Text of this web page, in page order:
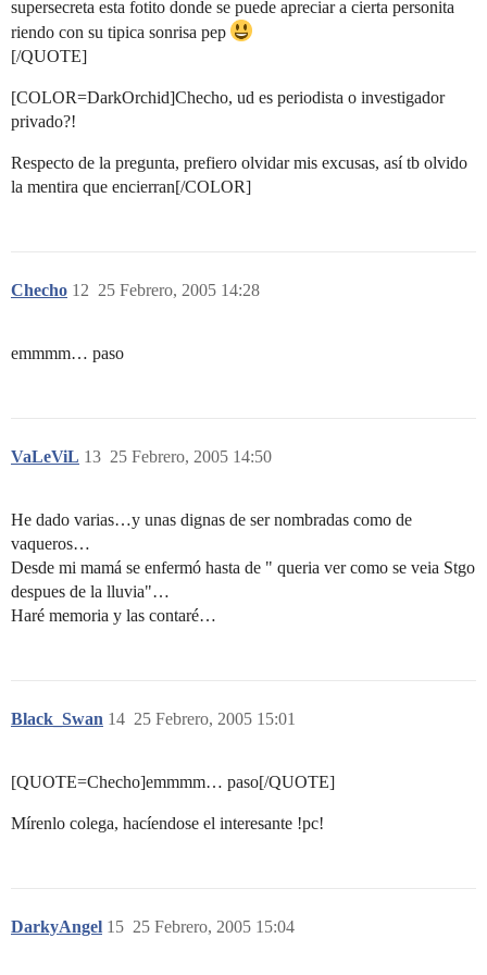
supersecreta esta fotito donde se puede apreciar a cierta personita
riendo con su tipica sonrisa pep
[/QUOTE]
[COLOR=DarkOrchid]Checho, ud es periodista o investigador
privado?!
Respecto de la pregunta, prefiero olvidar mis excusas, así tb olvido
la mentira que encierran[/COLOR]
Checho 25 Febrero, 2005 14:28
12
emmmm… paso
VaLeViL 25 Febrero, 2005 14:50
13
He dado varias…y unas dignas de ser nombradas como de
vaqueros…
Desde mi mamá se enfermó hasta de " queria ver como se veia Stgo
despues de la lluvia"…
Haré memoria y las contaré…
Black_Swan 25 Febrero, 2005 15:01
14
[QUOTE=Checho]emmmm… paso[/QUOTE]
Mírenlo colega, hacíendose el interesante !pc!
DarkyAngel 25 Febrero, 2005 15:04
15